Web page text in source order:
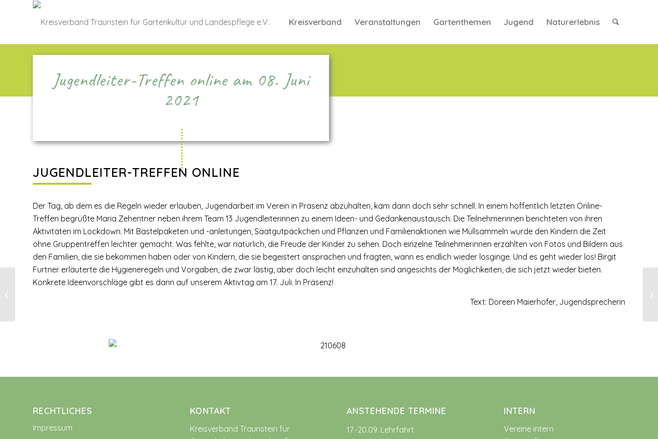
Kreisverband Veranstaltungen Gartenthemen Jugend Naturerlebnis
Jugendleiter-Treffen online am 08. Juni
2021
JUGENDLEITER-TREFFEN ONLINE
Der Tag, ab dem es die Regeln wieder erlauben, Jugendarbeit im Verein in Präsenz abzuhalten, kam dann doch sehr schnell. In einem hoffentlich letzten Online-
Treffen begrüßte Maria Zehentner neben ihrem Team 13 Jugendleiterinnen zu einem Ideen- und Gedankenaustausch. Die Teilnehmerinnen berichteten von ihren
Aktivitäten im Lockdown. Mit Bastelpaketen und -anleitungen, Saatgutpäckchen und Pflanzen und Familienaktionen wie Müllsammeln wurde den Kindern die Zeit
ohne Gruppentreffen leichter gemacht. Was fehlte, war natürlich, die Freude der Kinder zu sehen. Doch einzelne Teilnehmerinnen erzählten von Fotos und Bildern aus
den Familien, die sie bekommen haben oder von Kindern, die sie begeistert ansprachen und fragten, wann es endlich wieder losginge. Und es geht wieder los! Birgit
Furtner erläuterte die Hygieneregeln und Vorgaben, die zwar lästig, aber doch leicht einzuhalten sind angesichts der Möglichkeiten, die sich jetzt wieder bieten.
Konkrete Ideenvorschläge gibt es dann auf unserem Aktivtag am 17. Juli. In Präsenz!
Text: Doreen Maierhofer, Jugendsprecherin
RECHTLICHES
Impressum
KONTAKT
Kreisverband Traunstein für
ANSTEHENDE TERMINE
17.-20.09. Lehrfahrt
INTERN
Vereine intern
Blumenschmuck und